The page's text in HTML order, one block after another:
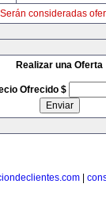
Serán consideradas
Realizar una Oferta
Ofrecido $